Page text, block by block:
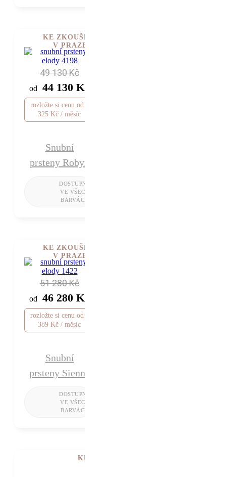
49 130 Kč
od 44 130 Kč
rozložte si cenu od 1
325 Kč / měsíc
Snubní
prsteny Robyn
KE ZKOUŠENÍ
V PRAZE
51 280 Kč
od 46 280 Kč
rozložte si cenu od 1
389 Kč / měsíc
Snubní
prsteny Sienna
KE ZKOUŠENÍ
V PRAZE
KE ZKOUŠENÍ V PRAZE